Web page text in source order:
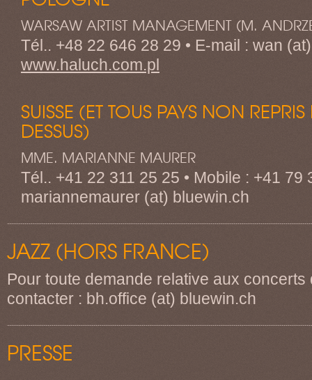
WARSAW ARTIST MANAGEMENT (M.
Tél.. +48 22 646 28 29 • E-mail : wan
www.haluch.com.pl
SUISSE (ET TOUS PAYS NON
DESSUS)
MME. MARIANNE MAURER
Tél.. +41 22 311 25 25 • Mobile : +41 79
mariannemaurer (at) bluewin.ch
JAZZ (HORS FRANCE)
Pour toute demande relative aux concerts
contacter : bh.office (at) bluewin.ch
PRESSE